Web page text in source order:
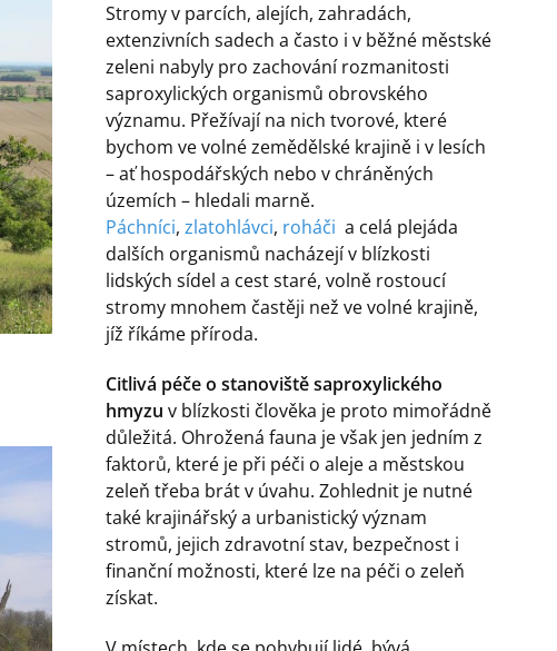
Stromy v parcích, alejích, zahradách,
extenzivních sadech a často i v běžné městské
zeleni nabyly pro zachování rozmanitosti
saproxylických organismů obrovského
významu. Přežívají na nich tvorové, které
bychom ve volné zemědělské krajině i v lesích
– ať hospodářských nebo v chráněných
územích – hledali marně.
Páchníci, zlatohlávci, roháči a celá plejáda
dalších organismů nacházejí v blízkosti
lidských sídel a cest staré, volně rostoucí
stromy mnohem častěji než ve volné krajině,
jíž říkáme příroda.
Citlivá péče o stanoviště saproxylického
hmyzu v blízkosti člověka je proto mimořádně
důležitá. Ohrožená fauna je však jen jedním z
faktorů, které je při péči o aleje a městskou
zeleň třeba brát v úvahu. Zohlednit je nutné
také krajinářský a urbanistický význam
stromů, jejich zdravotní stav, bezpečnost i
finanční možnosti, které lze na péči o zeleň
získat.